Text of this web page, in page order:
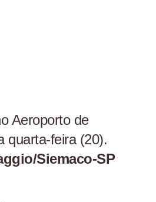
Aeroporto de
quarta-feira (20).
Siemaco-SP